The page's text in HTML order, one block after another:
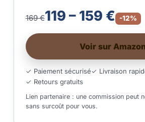
169 €119 – 159 € -12%
Voir sur Amazon
✓ Paiement sécurisé✓ Livraison
✓ Retours gratuits
Lien partenaire : une commission peut
sans surcoût pour vous.